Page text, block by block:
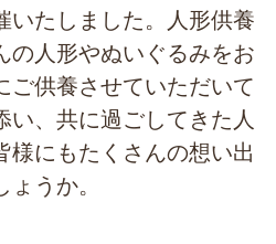
いたしました。人形供養
の人形やぬいぐるみをお
ご供養させていただいて
い、共に過ごしてきた人
様にもたくさんの想い出
うか。